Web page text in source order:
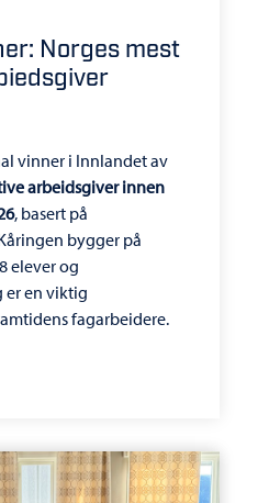
Norges mest
vinner i Innlandet av
arbeidsgiver innen
, basert på
bygger på
elever og
er en viktig
fagarbeidere.